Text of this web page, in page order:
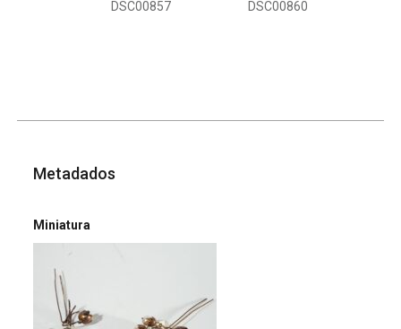
DSC00857 DSC00860
Metadados
Miniatura